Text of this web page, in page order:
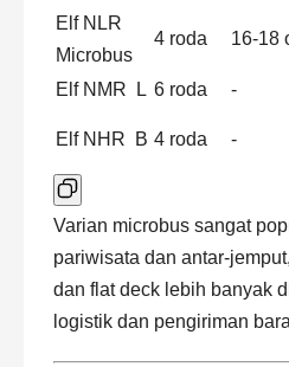
Elf NLR
Microbus
4 roda 16-18
Elf NMR L 6 roda -
Elf NHR B 4 roda -
Varian microbus sangat
pariwisata dan antar-
dan flat deck lebih banyak
logistik dan pengiriman